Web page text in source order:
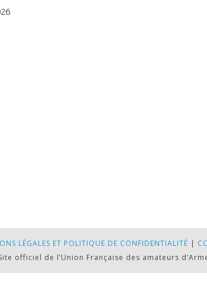
LÉGALES ET POLITIQUE DE CONFIDENTIALITÉ |
officiel de l’Union Française des amateurs